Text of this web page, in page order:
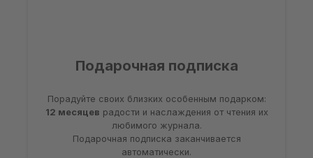
Подарочная подписка
Порадуйте своих близких особенным подарком:
12 месяцев радости и наслаждения от чтения их
любимого журнала.
Подарочная подписка заканчивается
автоматически.